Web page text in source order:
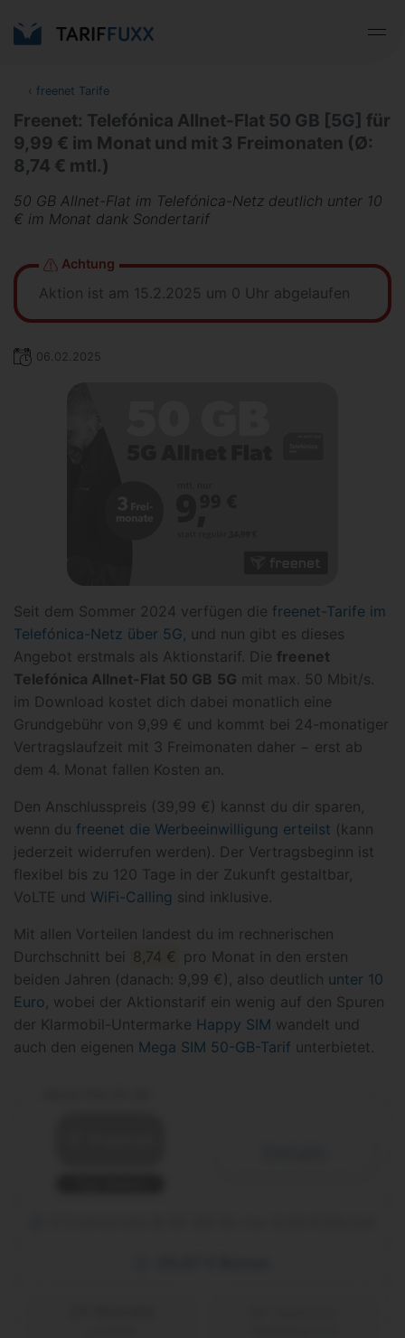
‹ freenet Tarife
Freenet: Telefónica Allnet-Flat 50 GB [5G] für
9,99 € im Monat und mit 3 Freimonaten (Ø:
8,74 € mtl.)
50 GB Allnet-Flat im Telefónica-Netz deutlich unter 10
€ im Monat dank Sondertarif
Achtung
Aktion ist am 15.2.2025 um 0 Uhr abgelaufen
06.02.2025
Seit dem Sommer 2024 verfügen die freenet-Tarife im
Telefónica-Netz über 5G, und nun gibt es dieses
Angebot erstmals als Aktionstarif. Die freenet
Telefónica Allnet-Flat 50 GB 5G mit max. 50 Mbit/s.
im Download kostet dich dabei monatlich eine
Grundgebühr von 9,99 € und kommt bei 24-monatiger
Vertragslaufzeit mit 3 Freimonaten daher − erst ab
dem 4. Monat fallen Kosten an.
Den Anschlusspreis (39,99 €) kannst du dir sparen,
wenn du freenet die Werbeeinwilligung erteilst (kann
jederzeit widerrufen werden). Der Vertragsbeginn ist
flexibel bis zu 120 Tage in der Zukunft gestaltbar,
VoLTE und WiFi-Calling sind inklusive.
Mit allen Vorteilen landest du im rechnerischen
Durchschnitt bei
8,74 € pro Monat in den ersten
beiden Jahren (danach: 9,99 €), also deutlich unter 10
Euro, wobei der Aktionstarif ein wenig auf den Spuren
der Klarmobil-Untermarke Happy SIM wandelt und
auch den eigenen Mega SIM 50-GB-Tarif unterbietet.